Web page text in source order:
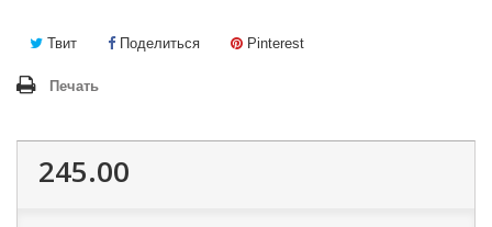
Твит Поделиться Pinterest
Печать
245.00